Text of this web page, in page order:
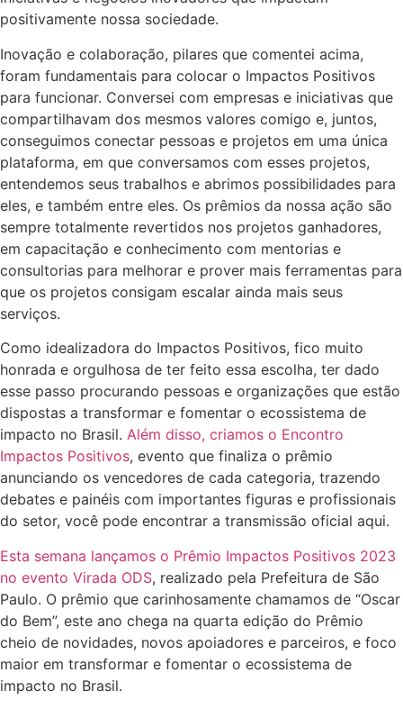
positivamente nossa sociedade.
Inovação e colaboração, pilares que comentei acima,
foram fundamentais para colocar o Impactos Positivos
para funcionar. Conversei com empresas e iniciativas que
compartilhavam dos mesmos valores comigo e, juntos,
conseguimos conectar pessoas e projetos em uma única
plataforma, em que conversamos com esses projetos,
entendemos seus trabalhos e abrimos possibilidades para
eles, e também entre eles. Os prêmios da nossa ação são
sempre totalmente revertidos nos projetos ganhadores,
em capacitação e conhecimento com mentorias e
consultorias para melhorar e prover mais ferramentas para
que os projetos consigam escalar ainda mais seus
serviços.
Como idealizadora do Impactos Positivos, fico muito
honrada e orgulhosa de ter feito essa escolha, ter dado
esse passo procurando pessoas e organizações que estão
dispostas a transformar e fomentar o ecossistema de
impacto no Brasil. Além disso, criamos o Encontro
Impactos Positivos, evento que finaliza o prêmio
anunciando os vencedores de cada categoria, trazendo
debates e painéis com importantes figuras e profissionais
do setor, você pode encontrar a transmissão oficial aqui.
Esta semana lançamos o Prêmio Impactos Positivos 2023
no evento Virada ODS, realizado pela Prefeitura de São
Paulo. O prêmio que carinhosamente chamamos de “Oscar
do Bem”, este ano chega na quarta edição do Prêmio
cheio de novidades, novos apoiadores e parceiros, e foco
maior em transformar e fomentar o ecossistema de
impacto no Brasil.